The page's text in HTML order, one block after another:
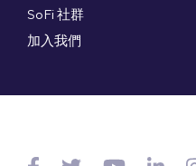
SoFi 社群
加入我們